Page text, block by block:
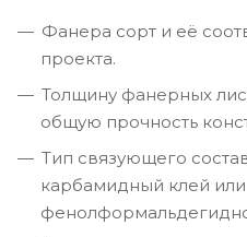
Фанера сорт и её
проекта.
Толщину фанерных
общую прочность
Тип связующего
карбамидный клей или